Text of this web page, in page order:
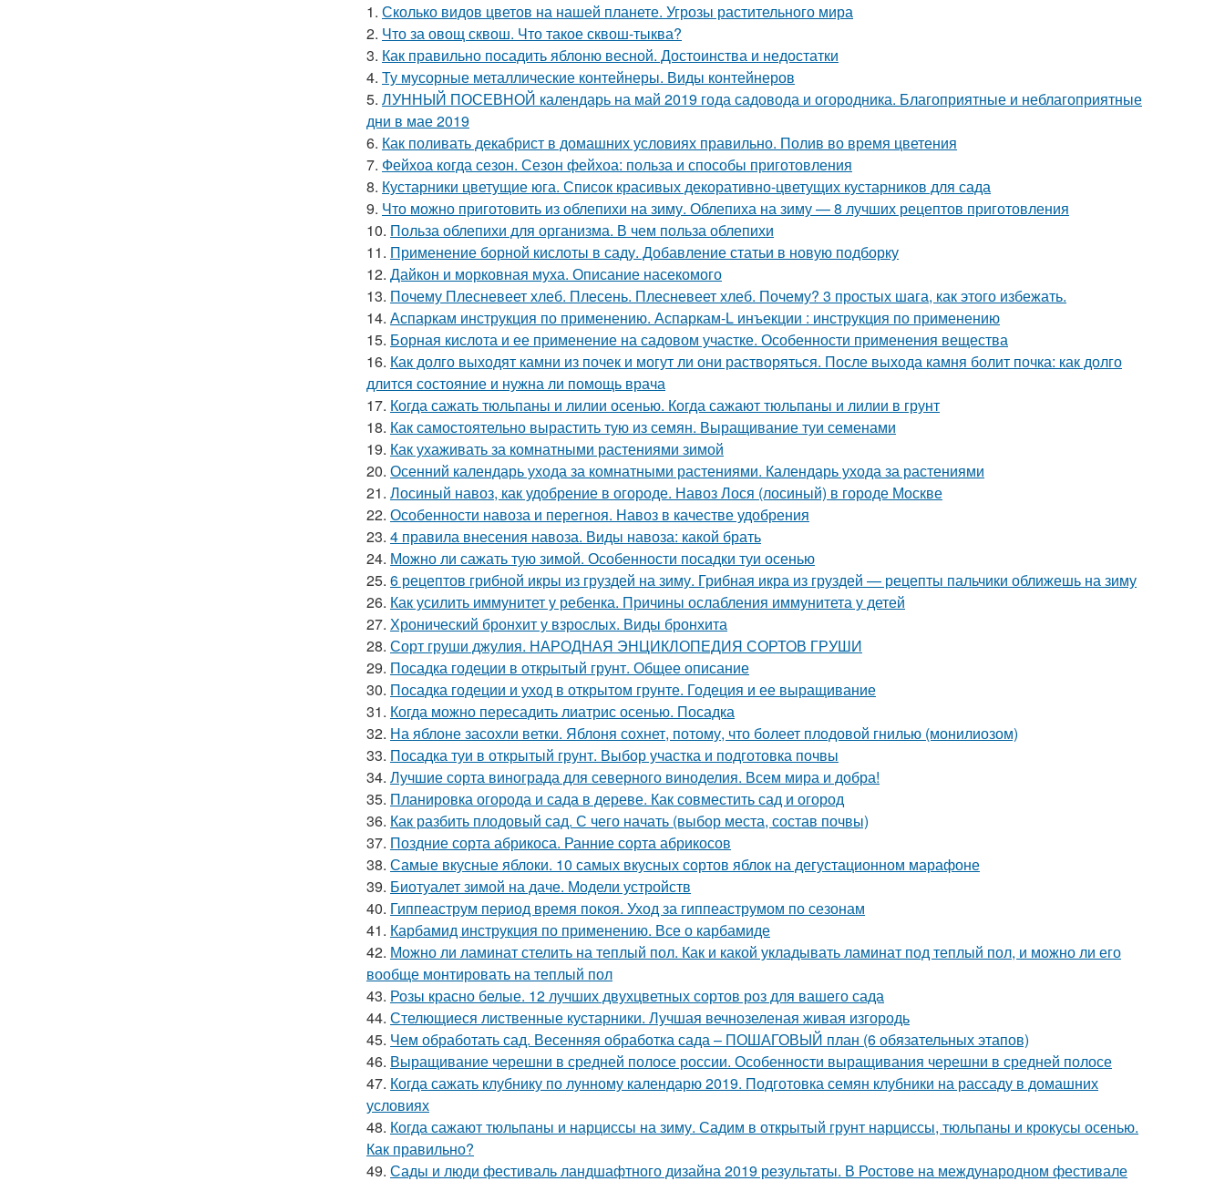
1. Сколько видов цветов на нашей планете. Угрозы растительного мира
2. Что за овощ сквош. Что такое сквош-тыква?
3. Как правильно посадить яблоню весной. Достоинства и недостатки
4. Ту мусорные металлические контейнеры. Виды контейнеров
5. ЛУННЫЙ ПОСЕВНОЙ календарь на май 2019 года садовода и огородника. Благоприятные и неблагоприятные
дни в мае 2019
6. Как поливать декабрист в домашних условиях правильно. Полив во время цветения
7. Фейхоа когда сезон. Сезон фейхоа: польза и способы приготовления
8. Кустарники цветущие юга. Список красивых декоративно-цветущих кустарников для сада
9. Что можно приготовить из облепихи на зиму. Облепиха на зиму — 8 лучших рецептов приготовления
10. Польза облепихи для организма. В чем польза облепихи
11. Применение борной кислоты в саду. Добавление статьи в новую подборку
12. Дайкон и морковная муха. Описание насекомого
13. Почему Плесневеет хлеб. Плесень. Плесневеет хлеб. Почему? 3 простых шага, как этого избежать.
14. Аспаркам инструкция по применению. Аспаркам-L инъекции : инструкция по применению
15. Борная кислота и ее применение на садовом участке. Особенности применения вещества
16. Как долго выходят камни из почек и могут ли они растворяться. После выхода камня болит почка: как долго
длится состояние и нужна ли помощь врача
17. Когда сажать тюльпаны и лилии осенью. Когда сажают тюльпаны и лилии в грунт
18. Как самостоятельно вырастить тую из семян. Выращивание туи семенами
19. Как ухаживать за комнатными растениями зимой
20. Осенний календарь ухода за комнатными растениями. Календарь ухода за растениями
21. Лосиный навоз, как удобрение в огороде. Навоз Лося (лосиный) в городе Москве
22. Особенности навоза и перегноя. Навоз в качестве удобрения
23. 4 правила внесения навоза. Виды навоза: какой брать
24. Можно ли сажать тую зимой. Особенности посадки туи осенью
25. 6 рецептов грибной икры из груздей на зиму. Грибная икра из груздей — рецепты пальчики оближешь на зиму
26. Как усилить иммунитет у ребенка. Причины ослабления иммунитета у детей
27. Хронический бронхит у взрослых. Виды бронхита
28. Сорт груши джулия. НАРОДНАЯ ЭНЦИКЛОПЕДИЯ СОРТОВ ГРУШИ
29. Посадка годеции в открытый грунт. Общее описание
30. Посадка годеции и уход в открытом грунте. Годеция и ее выращивание
31. Когда можно пересадить лиатрис осенью. Посадка
32. На яблоне засохли ветки. Яблоня сохнет, потому, что болеет плодовой гнилью (монилиозом)
33. Посадка туи в открытый грунт. Выбор участка и подготовка почвы
34. Лучшие сорта винограда для северного виноделия. Всем мира и добра!
35. Планировка огорода и сада в дереве. Как совместить сад и огород
36. Как разбить плодовый сад. С чего начать (выбор места, состав почвы)
37. Поздние сорта абрикоса. Ранние сорта абрикосов
38. Самые вкусные яблоки. 10 самых вкусных сортов яблок на дегустационном марафоне
39. Биотуалет зимой на даче. Модели устройств
40. Гиппеаструм период время покоя. Уход за гиппеаструмом по сезонам
41. Карбамид инструкция по применению. Все о карбамиде
42. Можно ли ламинат стелить на теплый пол. Как и какой укладывать ламинат под теплый пол, и можно ли его
вообще монтировать на теплый пол
43. Розы красно белые. 12 лучших двухцветных сортов роз для вашего сада
44. Стелющиеся лиственные кустарники. Лучшая вечнозеленая живая изгородь
45. Чем обработать сад. Весенняя обработка сада – ПОШАГОВЫЙ план (6 обязательных этапов)
46. Выращивание черешни в средней полосе россии. Особенности выращивания черешни в средней полосе
47. Когда сажать клубнику по лунному календарю 2019. Подготовка семян клубники на рассаду в домашних
условиях
48. Когда сажают тюльпаны и нарциссы на зиму. Садим в открытый грунт нарциссы, тюльпаны и крокусы осенью.
Как правильно?
49. Сады и люди фестиваль ландшафтного дизайна 2019 результаты. В Ростове на международном фестивале